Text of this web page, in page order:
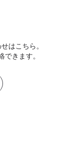
はこちら。
できます。